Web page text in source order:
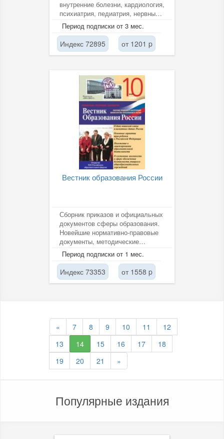
внутренние болезни, кардиология,
психиатрия, педиатрия, нервные
болезни, онкология,
стоматология,...
Период подписки от 3 мес.
Индекс 72895 от 1201 p
Вестник образования России
Сборник приказов и официальных
документов сферы образования.
Новейшие нормативно-правовые
документы, методические
рекомендации, программы.
Хроника...
Период подписки от 1 мес.
Индекс 73353 от 1558 p
« 7 8 9 10 11
12
13
14 15 16 17
18
19
20 21 »
Популярные издания